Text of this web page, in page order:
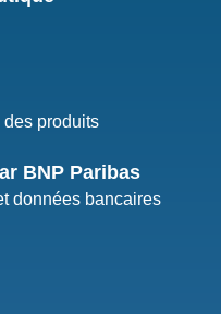
produits
BNP Paribas
données bancaires